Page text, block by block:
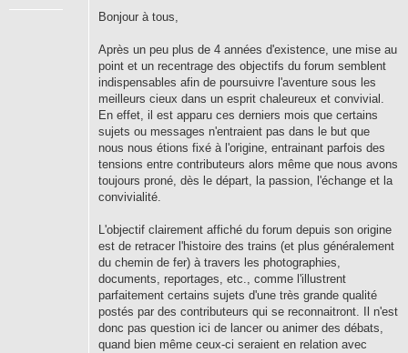
s
g
n
o
l
u
Bonjour à tous,
Après un peu plus de 4 années d'existence, une mise au
point et un recentrage des objectifs du forum semblent
indispensables afin de poursuivre l'aventure sous les
meilleurs cieux dans un esprit chaleureux et convivial.
En effet, il est apparu ces derniers mois que certains
sujets ou messages n'entraient pas dans le but que
nous nous étions fixé à l'origine, entrainant parfois des
tensions entre contributeurs alors même que nous avons
toujours proné, dès le départ, la passion, l'échange et la
convivialité.
L'objectif clairement affiché du forum depuis son origine
est de retracer l'histoire des trains (et plus généralement
du chemin de fer) à travers les photographies,
documents, reportages, etc., comme l'illustrent
parfaitement certains sujets d'une très grande qualité
postés par des contributeurs qui se reconnaitront. Il n'est
donc pas question ici de lancer ou animer des débats,
quand bien même ceux-ci seraient en relation avec